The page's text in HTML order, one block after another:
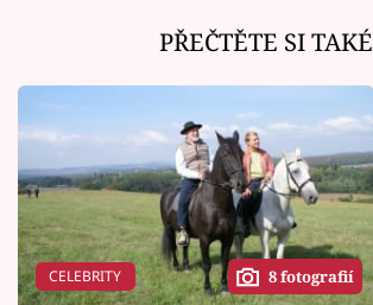
PŘEČTĚTE SI TAKÉ
CELEBRITY 8 fotografií